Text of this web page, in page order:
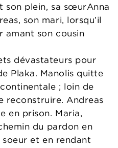
son plein, sa sœurAnna
son mari, lorsqu’il
amant son cousin
dévastateurs pour
Plaka. Manolis quitte
; loin de
reconstruire. Andreas
en prison. Maria,
du pardon en
et en rendant